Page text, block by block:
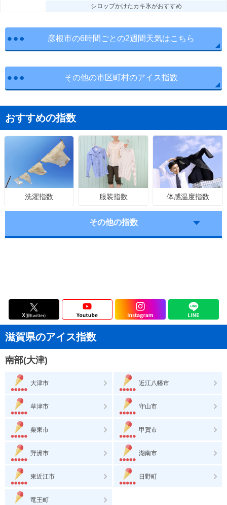
シロップかけたカキ氷がおすすめ
彦根市の6時間ごとの2週間天気はこちら
その他の市区町村のアイス指数
おすすめの指数
洗濯指数 服装指数 体感温度指数
その他の指数
滋賀県のアイス指数
南部(大津)
大津市 近江八幡市
草津市 守山市
栗東市 甲賀市
野洲市 湖南市
東近江市 日野町
竜王町